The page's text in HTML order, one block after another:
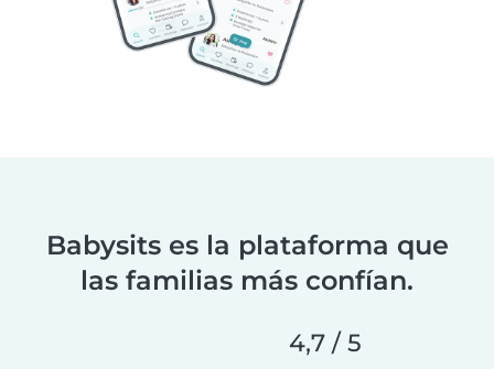
Babysits es la plataforma que
las familias más confían.
4,7 / 5